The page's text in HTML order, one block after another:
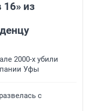
из
2000-х убили
Уфы
с